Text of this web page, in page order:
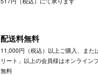
配送料無料
11,000円（税込）以上ご購入、また
リート」以上の会員様はオンライン
無料